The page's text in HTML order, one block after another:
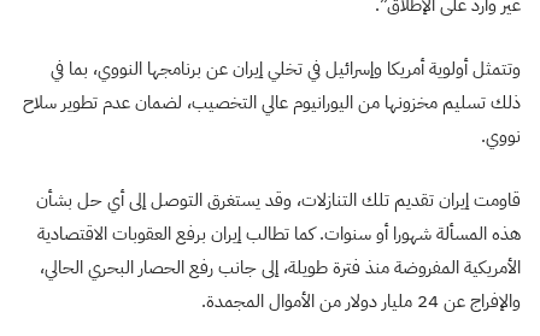
وتتمثل أولوية أمريكا وإسرائيل في تخلي إيران عن برنامجها النووي، بما في
ذلك تسليم مخزونها من اليورانيوم عالي التخصيب، لضمان عدم تطوير سلاح
نووي.
قاومت إيران تقديم تلك التنازلات، وقد يستغرق التوصل إلى أي حل بشأن
هذه المسألة شهورا أو سنوات. كما تطالب إيران برفع العقوبات الاقتصادية
الأمريكية المفروضة منذ فترة طويلة، إلى جانب رفع الحصار البحري الحالي،
والإفراج عن 24 مليار دولار من الأموال المجمدة.